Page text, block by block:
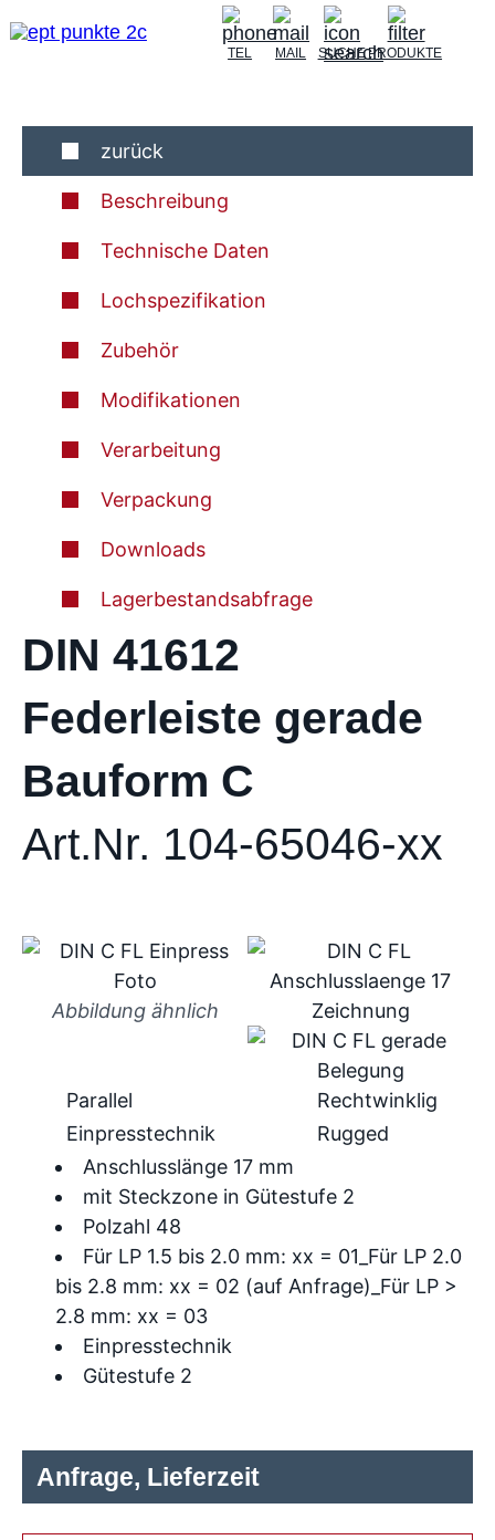
TEL MAIL SUCHEPRODUKTE
zurück
Beschreibung
Technische Daten
Lochspezifikation
Zubehör
Modifikationen
Verarbeitung
Verpackung
Downloads
Lagerbestandsabfrage
DIN 41612
Federleiste gerade
Bauform C
Art.Nr. 104-65046-xx
Abbildung ähnlich
Anschlusslänge 17 mm
mit Steckzone in Gütestufe 2
Polzahl 48
Für LP 1.5 bis 2.0 mm: xx = 01_Für LP 2.0
bis 2.8 mm: xx = 02 (auf Anfrage)_Für LP >
2.8 mm: xx = 03
Einpresstechnik
Gütestufe 2
Parallel
Rechtwinklig
Einpresstechnik
Rugged
Anfrage, Lieferzeit